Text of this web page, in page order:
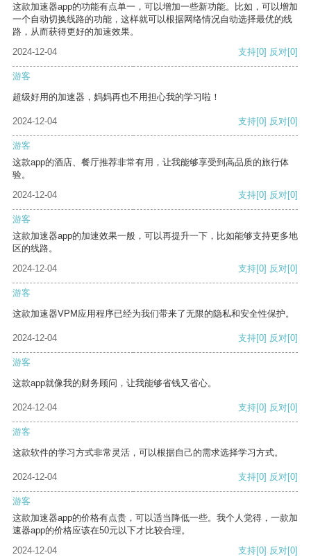
这款加速器app的功能有点单一，可以增加一些新功能。比如，可以增加
一个自动切换线路的功能，这样就可以根据网络情况自动选择最优的线
路，从而获得更好的加速效果。
2024-12-04
支持[0] 反对[0]
游客
超级好用的加速器，妈妈再也不用担心我的学习啦！
2024-12-04 支持[0] 反对[0]
游客
这款app的酒店、餐厅推荐非常有用，让我能够享受到高品质的旅行体
验。
2024-12-04
支持[0] 反对[0]
游客
这款加速器app的加速效果一般，可以再提升一下，比如能够支持更多地
区的线路。
2024-12-04
支持[0] 反对[0]
游客
这款加速器VPM应用程序已经为我们带来了无限的隐私和安全性保护。
2024-12-04 支持[0] 反对[0]
游客
这款app就像我的财务顾问，让我能够省钱又省心。
2024-12-04 支持[0] 反对[0]
游客
这款软件的学习方式非常灵活，可以根据自己的需求选择学习方式。
2024-12-04 支持[0] 反对[0]
游客
这款加速器app的价格有点贵，可以适当降低一些。我个人觉得，一款加
速器app的价格应该在50元以下才比较合理。
2024-12-04
支持[0] 反对[0]